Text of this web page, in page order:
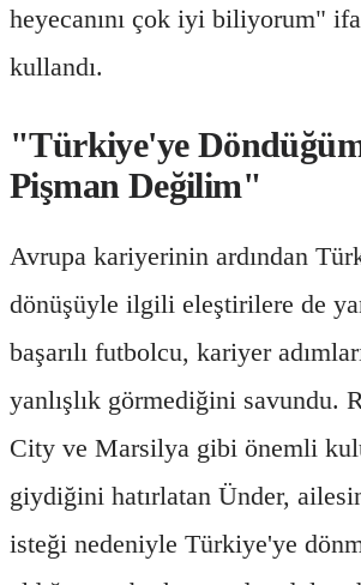
heyecanını çok iyi biliyorum"
kullandı.
"Türkiye'ye
Pişman Değilim"
Avrupa kariyerinin ardından
dönüşüyle ilgili eleştirilere de
başarılı futbolcu, kariyer
yanlışlık görmediğini savundu.
City ve Marsilya gibi önemli
giydiğini hatırlatan Ünder,
isteği nedeniyle Türkiye'ye